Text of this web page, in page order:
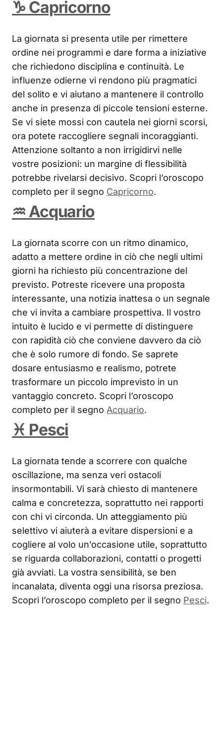
♑ Capricorno
La giornata si presenta utile per rimettere
ordine nei programmi e dare forma a iniziative
che richiedono disciplina e continuità. Le
influenze odierne vi rendono più pragmatici
del solito e vi aiutano a mantenere il controllo
anche in presenza di piccole tensioni esterne.
Se vi siete mossi con cautela nei giorni scorsi,
ora potete raccogliere segnali incoraggianti.
Attenzione soltanto a non irrigidirvi nelle
vostre posizioni: un margine di flessibilità
potrebbe rivelarsi decisivo. Scopri l’oroscopo
completo per il segno Capricorno.
♒ Acquario
La giornata scorre con un ritmo dinamico,
adatto a mettere ordine in ciò che negli ultimi
giorni ha richiesto più concentrazione del
previsto. Potreste ricevere una proposta
interessante, una notizia inattesa o un segnale
che vi invita a cambiare prospettiva. Il vostro
intuito è lucido e vi permette di distinguere
con rapidità ciò che conviene davvero da ciò
che è solo rumore di fondo. Se saprete
dosare entusiasmo e realismo, potrete
trasformare un piccolo imprevisto in un
vantaggio concreto. Scopri l’oroscopo
completo per il segno Acquario.
♓ Pesci
La giornata tende a scorrere con qualche
oscillazione, ma senza veri ostacoli
insormontabili. Vi sarà chiesto di mantenere
calma e concretezza, soprattutto nei rapporti
con chi vi circonda. Un atteggiamento più
selettivo vi aiuterà a evitare dispersioni e a
cogliere al volo un’occasione utile, soprattutto
se riguarda collaborazioni, contatti o progetti
già avviati. La vostra sensibilità, se ben
incanalata, diventa oggi una risorsa preziosa.
Scopri l’oroscopo completo per il segno Pesci.